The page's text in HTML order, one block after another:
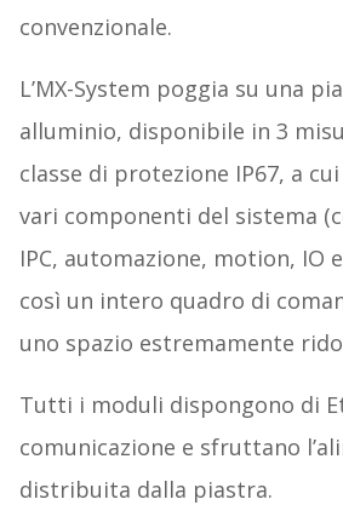
convenzionale.
L’MX-System poggia su una
alluminio, disponibile in 3
classe di protezione IP67, a
vari componenti del sistema
IPC, automazione, motion, IO
così un intero quadro di
uno spazio estremamente
Tutti i moduli dispongono di
comunicazione e sfruttano
distribuita dalla piastra.